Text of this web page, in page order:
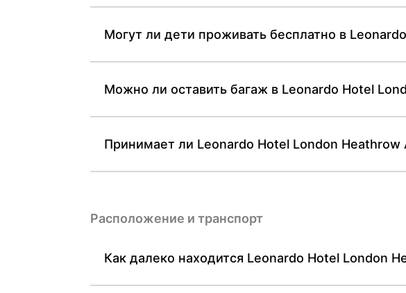
Могут ли дети проживать бесплатно в
Можно ли оставить багаж в Leonardo Hotel
Принимает ли Leonardo Hotel London
Расположение и транспорт